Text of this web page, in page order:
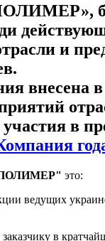
и
внесена в
участия в
это:
ведущих
в